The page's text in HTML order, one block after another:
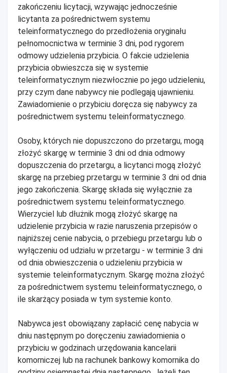
zakończeniu licytacji, wzywając jednocześnie
licytanta za pośrednictwem systemu
teleinformatycznego do przedłożenia oryginału
pełnomocnictwa w terminie 3 dni, pod rygorem
odmowy udzielenia przybicia. O fakcie udzielenia
przybicia obwieszcza się w systemie
teleinformatycznym niezwłocznie po jego udzieleniu,
przy czym dane nabywcy nie podlegają ujawnieniu.
Zawiadomienie o przybiciu doręcza się nabywcy za
pośrednictwem systemu teleinformatycznego.
Osoby, których nie dopuszczono do przetargu, mogą
złożyć skargę w terminie 3 dni od dnia odmowy
dopuszczenia do przetargu, a licytanci mogą złożyć
skargę na przebieg przetargu w terminie 3 dni od dnia
jego zakończenia. Skargę składa się wyłącznie za
pośrednictwem systemu teleinformatycznego.
Wierzyciel lub dłużnik mogą złożyć skargę na
udzielenie przybicia w razie naruszenia przepisów o
najniższej cenie nabycia, o przebiegu przetargu lub o
wyłączeniu od udziału w przetargu - w terminie 3 dni
od dnia obwieszczenia o udzieleniu przybicia w
systemie teleinformatycznym. Skargę można złożyć
za pośrednictwem systemu teleinformatycznego, o
ile skarżący posiada w tym systemie konto.
Nabywca jest obowiązany zapłacić cenę nabycia w
dniu następnym po doręczeniu zawiadomienia o
przybiciu w godzinach urzędowania kancelarii
komorniczej lub na rachunek bankowy komornika do